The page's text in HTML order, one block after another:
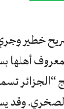
خطير
أهلها
“الجزائر
الغاز الصخري.